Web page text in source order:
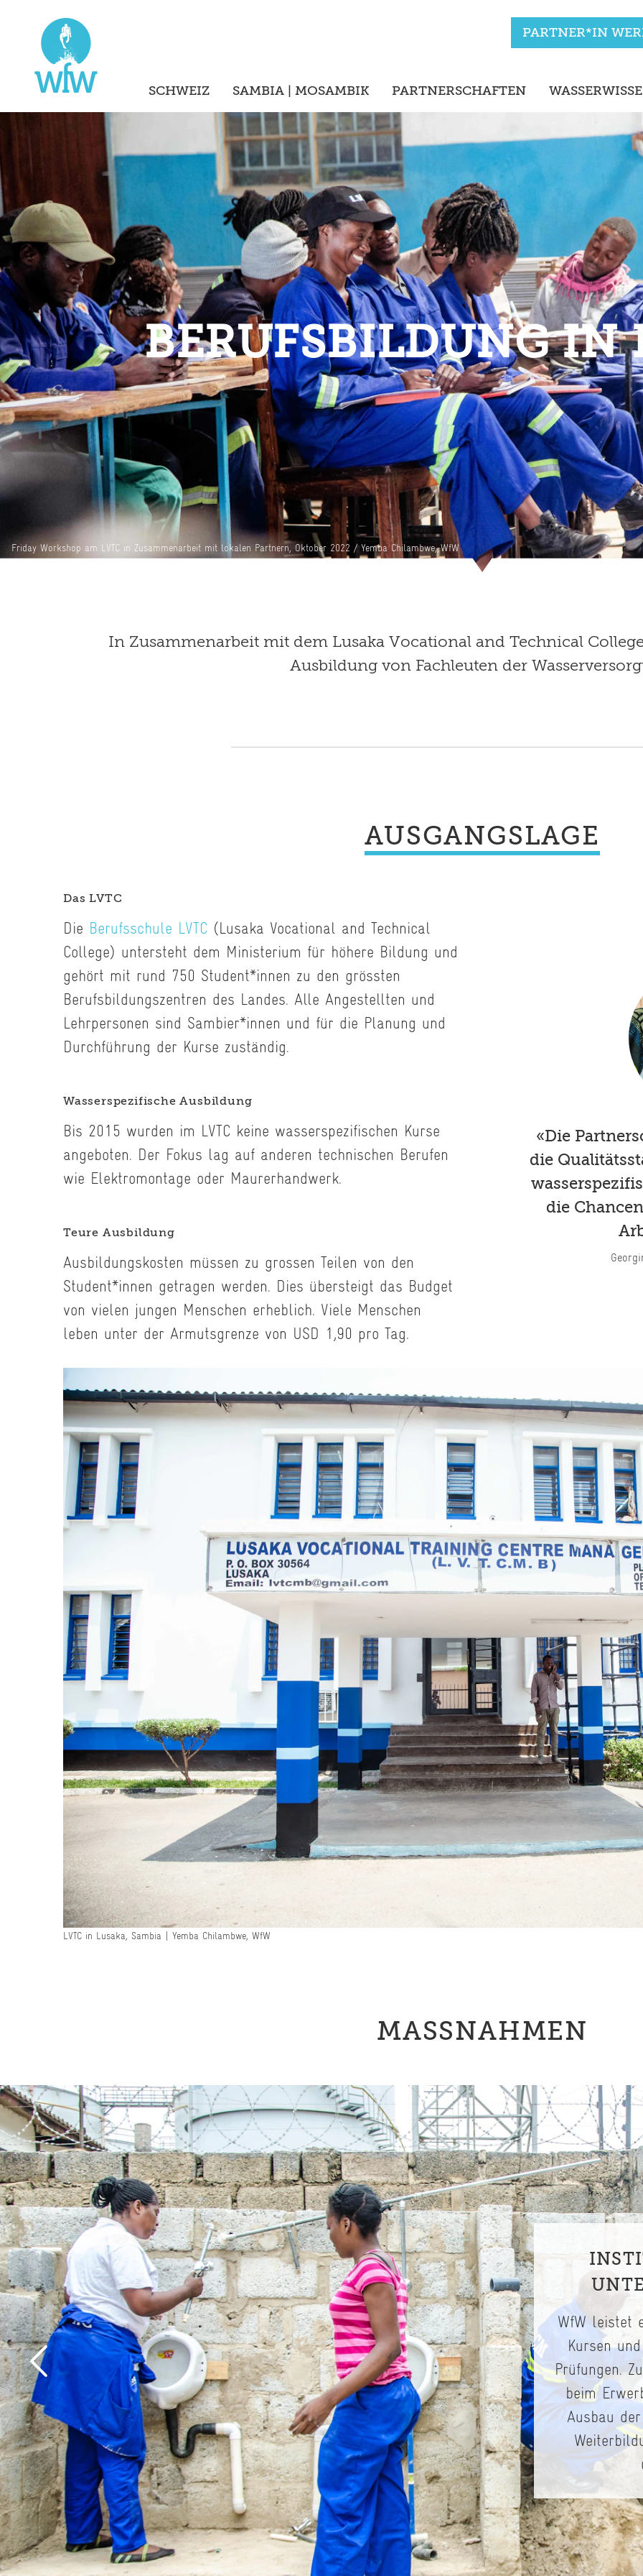
PARTNER*IN
SCHWEIZ SAMBIA | MOSAMBIK PARTNERSCHAFTEN
Friday Workshop am LVTC in Zusammenarbeit mit lokalen Partnern, Oktober 2022 /Yemba Chilambwe, WfW
BERUFSBILDUNG IN
In Zusammenarbeit mit dem Lusaka Vocational and Technical
Ausbildung von Fachleuten der
AUSGANGSLAGE
Das LVTC
Die Berufsschule LVTC (Lusaka Vocational and Technical
College) untersteht dem Ministerium für höhere Bildung und
gehört mit rund 750 Student*innen zu den grössten
Berufsbildungszentren des Landes. Alle Angestellten und
Lehrpersonen sind Sambier*innen und für die Planung und
Durchführung der Kurse zuständig.
Wasserspezifische Ausbildung
Bis 2015 wurden im LVTC keine wasserspezifischen Kurse
angeboten. Der Fokus lag auf anderen technischen Berufen
wie Elektromontage oder Maurerhandwerk.
Teure Ausbildung
Ausbildungskosten müssen zu grossen Teilen von den
Student*innen getragen werden. Dies übersteigt das Budget
von vielen jungen Menschen erheblich. Viele Menschen
leben unter der Armutsgrenze von USD 1,90 pro Tag.
«Die
die
die
LVTC in Lusaka, Sambia | Yemba Chilambwe, WfW
MASSNAHMEN
WfW leistet
Kursen
Prüfungen.
beim
Ausbau